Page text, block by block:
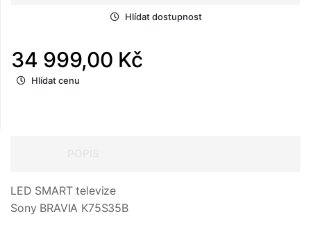
Hlídat dostupnost
34 999,00 Kč
Hlídat cenu
LED SMART televize
Sony BRAVIA K75S35B